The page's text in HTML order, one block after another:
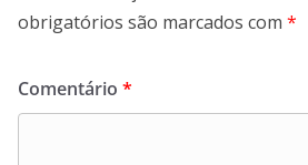
obrigatórios são marcados com *
Comentário *